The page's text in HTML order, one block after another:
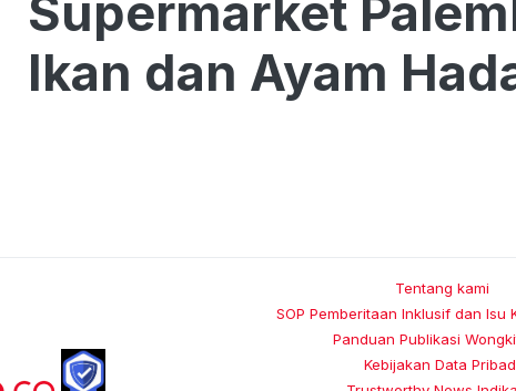
Supermarket
Ikan dan Ayam
Tentang kami
SOP Pemberitaan Inklusif dan Isu
Panduan Publikasi
Kebijakan Data